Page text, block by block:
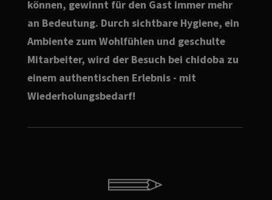
können, gewinnt für den Gast immer mehr
an Bedeutung. Durch sichtbare Hygiene, ein
Ambiente zum Wohlfühlen und geschulte
Mitarbeiter, wird der Besuch bei chidoba zu
einem authentischen Erlebnis - mit
Wiederholungsbedarf!